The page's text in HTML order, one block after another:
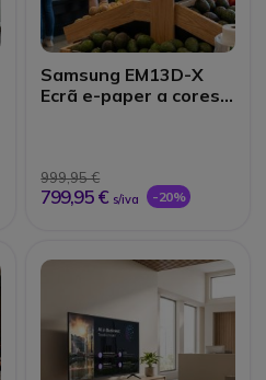
Samsung EM13D-X
Ecrã e-paper a cores
999,95 €
799,95 € s/iva -20%